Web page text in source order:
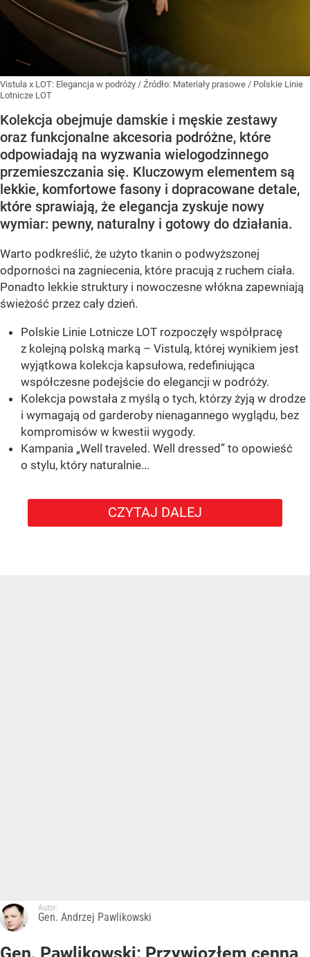
Vistula x LOT: Elegancja w podróży / Źródło: Materiały prasowe / Polskie Linie
Lotnicze LOT
Kolekcja obejmuje damskie i męskie zestawy
oraz funkcjonalne akcesoria podróżne, które
odpowiadają na wyzwania wielogodzinnego
przemieszczania się. Kluczowym elementem są
lekkie, komfortowe fasony i dopracowane detale,
które sprawiają, że elegancja zyskuje nowy
wymiar: pewny, naturalny i gotowy do działania.
Warto podkreślić, że użyto tkanin o podwyższonej
odporności na zagniecenia, które pracują z ruchem ciała.
Ponadto lekkie struktury i nowoczesne włókna zapewniają
świeżość przez cały dzień.
Polskie Linie Lotnicze LOT rozpoczęły współpracę
z kolejną polską marką – Vistulą, której wynikiem jest
wyjątkowa kolekcja kapsułowa, redefiniująca
współczesne podejście do elegancji w podróży.
Kolekcja powstała z myślą o tych, którzy żyją w drodze
i wymagają od garderoby nienagannego wyglądu, bez
kompromisów w kwestii wygody.
Kampania „Well traveled. Well dressed” to opowieść
o stylu, który naturalnie...
CZYTAJ DALEJ
Autor:
Gen. Andrzej Pawlikowski